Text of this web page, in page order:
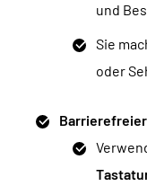
und
Sie
oder